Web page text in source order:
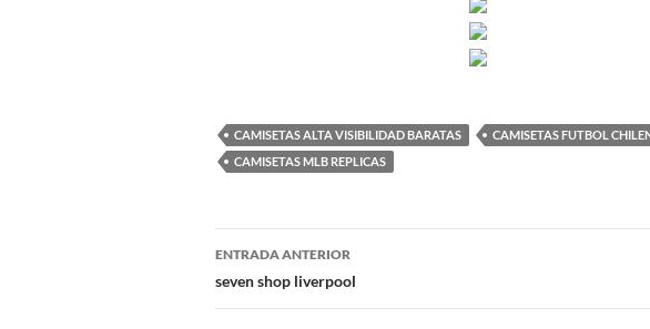
CAMISETAS ALTA VISIBILIDAD BARATAS
CAMISETAS FUTBOL
CAMISETAS MLB REPLICAS
Navegación
de
ENTRADA ANTERIOR
seven shop liverpool